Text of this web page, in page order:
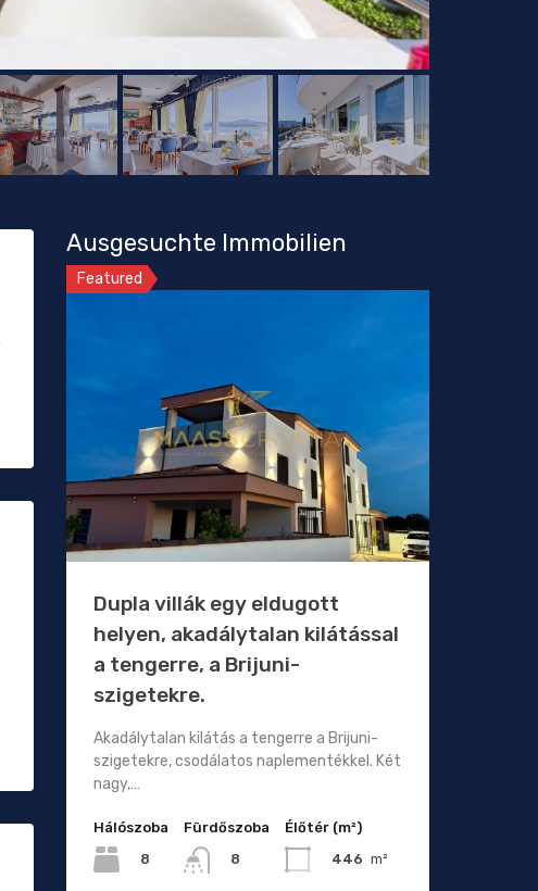
Ausgesuchte Immobilien
Featured
Dupla villák egy eldugott
helyen, akadálytalan kilátással
a tengerre, a Brijuni-
szigetekre.
Akadálytalan kilátás a tengerre a Brijuni-
szigetekre, csodálatos naplementékkel. Két
nagy,…
Hálószoba
8
Fürdőszoba
8
Élőtér (m²)
446 m²